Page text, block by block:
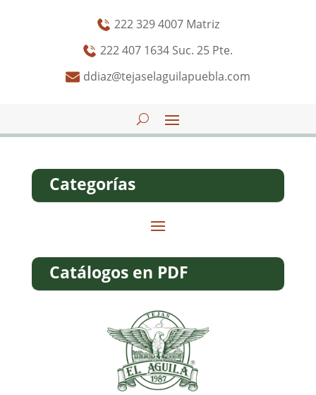
222 329 4007 Matriz
222 407 1634 Suc. 25 Pte.
ddiaz@tejaselaguilapuebla.com
Categorías
Catálogos en PDF